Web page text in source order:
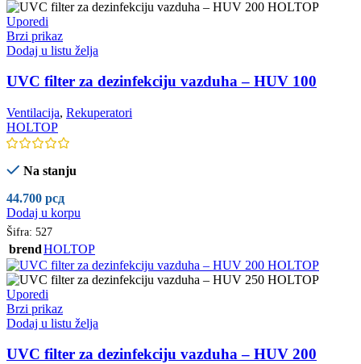
Uporedi
Brzi prikaz
Dodaj u listu želja
UVC filter za dezinfekciju vazduha – HUV 100
Ventilacija, Rekuperatori
HOLTOP
Na stanju
44.700 рсд
Dodaj u korpu
Šifra: 527
brendHOLTOP
Uporedi
Brzi prikaz
Dodaj u listu želja
UVC filter za dezinfekciju vazduha – HUV 200